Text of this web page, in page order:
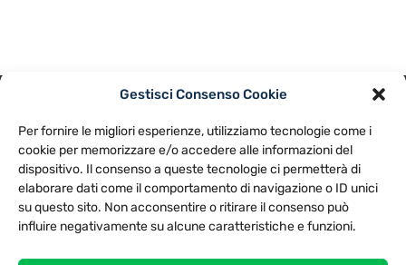
Gestisci Consenso Cookie
Per fornire le migliori esperienze, utilizziamo tecnologie come i
cookie per memorizzare e/o accedere alle informazioni del
dispositivo. Il consenso a queste tecnologie ci permetterà di
elaborare dati come il comportamento di navigazione o ID unici
su questo sito. Non acconsentire o ritirare il consenso può
influire negativamente su alcune caratteristiche e funzioni.
NOTE LEGALI
CONTATTACI PREFERENZE
TV LIBERA S.P.A.
Via Monteleonese 95/21 – 51100 Pistoia (PT)
Tel. 0573.9136 / Fax 0573.913615